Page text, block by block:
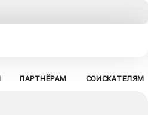
ПАРТНЁРАМ СОИСКАТЕЛЯМ